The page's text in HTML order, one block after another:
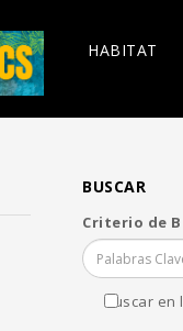
HABITAT
Mendo
Reg -
BUSCAR
Criterio de
Buscar en